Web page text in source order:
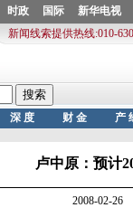
卢中原：预计
2008-02-26